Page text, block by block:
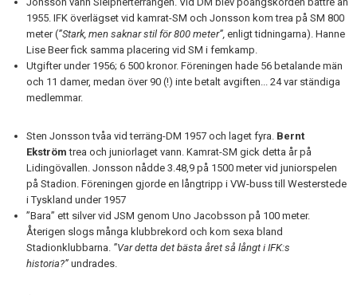
1955. IFK överlägset vid kamrat-SM och Jonsson kom trea på SM 800
meter (”Stark, men saknar stil för 800 meter”, enligt tidningarna). Hanne
Lise Beer fick samma placering vid SM i femkamp.
Utgifter under 1956; 6 500 kronor. Föreningen hade 56 betalande män
och 11 damer, medan över 90 (!) inte betalt avgiften... 24 var ständiga
medlemmar.
Sten Jonsson tvåa vid terräng-DM 1957 och laget fyra. Bernt
Ekström trea och juniorlaget vann. Kamrat-SM gick detta år på
Lidingövallen. Jonsson nådde 3.48,9 på 1500 meter vid juniorspelen
på Stadion. Föreningen gjorde en långtripp i VW-buss till Westerstede
i Tyskland under 1957
”Bara” ett silver vid JSM genom Uno Jacobsson på 100 meter.
Återigen slogs många klubbrekord och kom sexa bland
Stadionklubbarna. ”Var detta det bästa året så långt i IFK:s
historia?” undrades.